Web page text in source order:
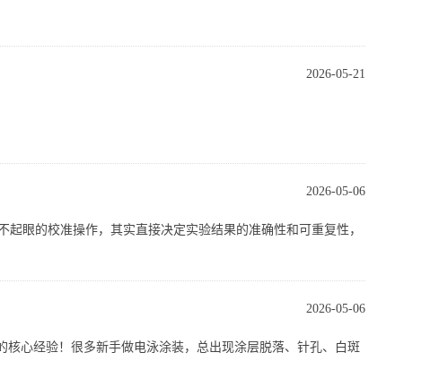
辨率、重复性，给出可直接套用的参数。
2026-05-21
、安全防漏，特别适合高校教学、小型科研、WB 前级分
2026-05-06
眼的校准操作，其实直接决定实验结果的准确性和可重复性，
2026-05-06
心经验！很多新手做电泳涂装，总出现涂层脱落、针孔、白斑